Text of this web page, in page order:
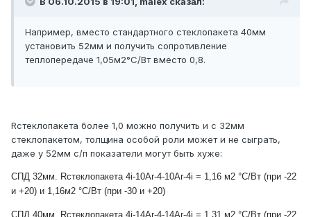
Например, вместо стандартного стеклопакета 40мм
установить 52мм и получить сопротивление
теплопередаче 1,05м2°C/Вт вместо 0,8.
Rстеклопакета более 1,0 можно получить и с 32мм
стеклопакетом, толщина особой роли может и не сыграть,
даже у 52мм с/п показатели могут быть хуже:
СПД 32мм. Rстеклопакета 4i-10Ar-4-10Ar-4i = 1 ,16 м2 °С/Вт (при -22
и +20) и 1,16м2 °С/Вт (при -30 и +20)
СПД 40мм. Rстеклопакета 4i-14Ar-4-14Ar-4i = 1 ,31 м2 °С/Вт (при -22